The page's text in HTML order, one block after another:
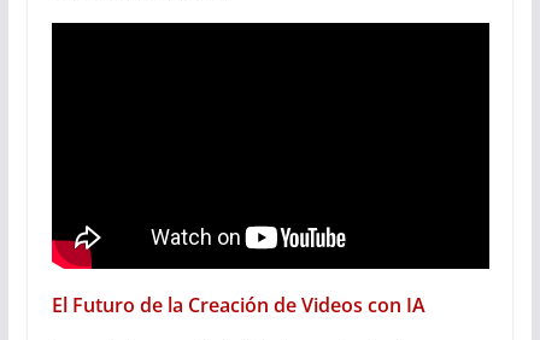
El Futuro de la Creación de Videos con IA